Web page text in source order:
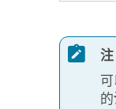
注
的